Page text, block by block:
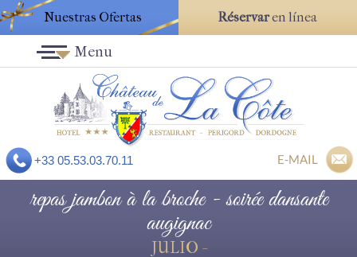
Nuestras Ofertas Réservaren línea
+33 05.53.03.70.11 E-MAIL
Menu
repas jambon à la broche - soirée dansante
augignac
JULIO -